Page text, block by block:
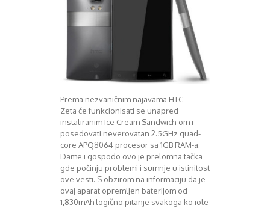
Decembar 2015
Januar 2016
Februar 2016
Mart 2016
April 2016
Maj 2016
Juni 2016
Juli 2016
Septembar 2016
Oktobar 2016
Novembar 2016
Decembar 2016
Januar 2017
Februar 2017
Mart 2017
Prema nezvaničnim najavama HTC
Zeta će funkcionisati se unapred
instaliranim Ice Cream Sandwich-om i
posedovati neverovatan 2.5GHz quad-
core APQ8064 procesor sa 1GB RAM-a.
Dame i gospodo ovo je prelomna tačka
gde počinju problemi i sumnje u istinitost
ove vesti. S obzirom na informaciju da je
ovaj aparat opremljen baterijom od
1,830mAh logično pitanje svakoga ko iole